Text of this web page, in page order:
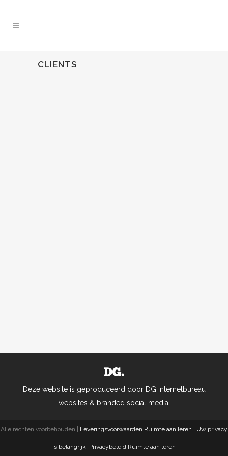
CLIENTS
Deze website is geproduceerd door DG Internetbureau
websites & branded social media.
Alle rechten voorbehouden | Leveringsvoorwaarden Ruimte aan leren Uw privacy
is belangrijk. Privacybeleid Ruimte aan leren